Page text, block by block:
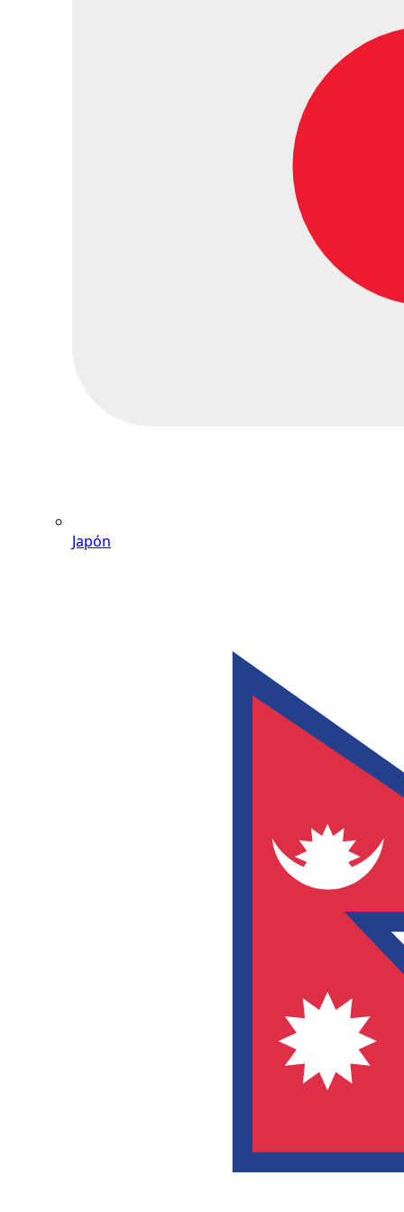
Japón